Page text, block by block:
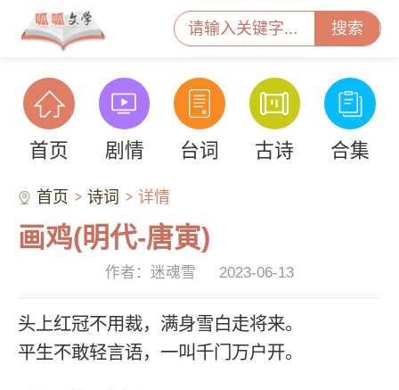
搜索
首页 剧情 台词 古诗 合集
首页 诗词 详情
画鸡(明代-唐寅)
作者：迷魂雪 2023-06-13
头上红冠不用裁，满身雪白走将来。
平生不敢轻言语，一叫千门万户开。